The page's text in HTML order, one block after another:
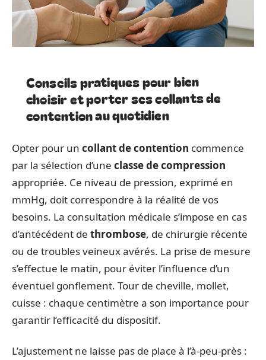
Conseils pratiques pour bien
choisir et porter ses collants de
contention au quotidien
Opter pour un collant de contention commence
par la sélection d’une classe de compression
appropriée. Ce niveau de pression, exprimé en
mmHg, doit correspondre à la réalité de vos
besoins. La consultation médicale s’impose en cas
d’antécédent de thrombose, de chirurgie récente
ou de troubles veineux avérés. La prise de mesure
s’effectue le matin, pour éviter l’influence d’un
éventuel gonflement. Tour de cheville, mollet,
cuisse : chaque centimètre a son importance pour
garantir l’efficacité du dispositif.
L’ajustement ne laisse pas de place à l’à-peu-près :